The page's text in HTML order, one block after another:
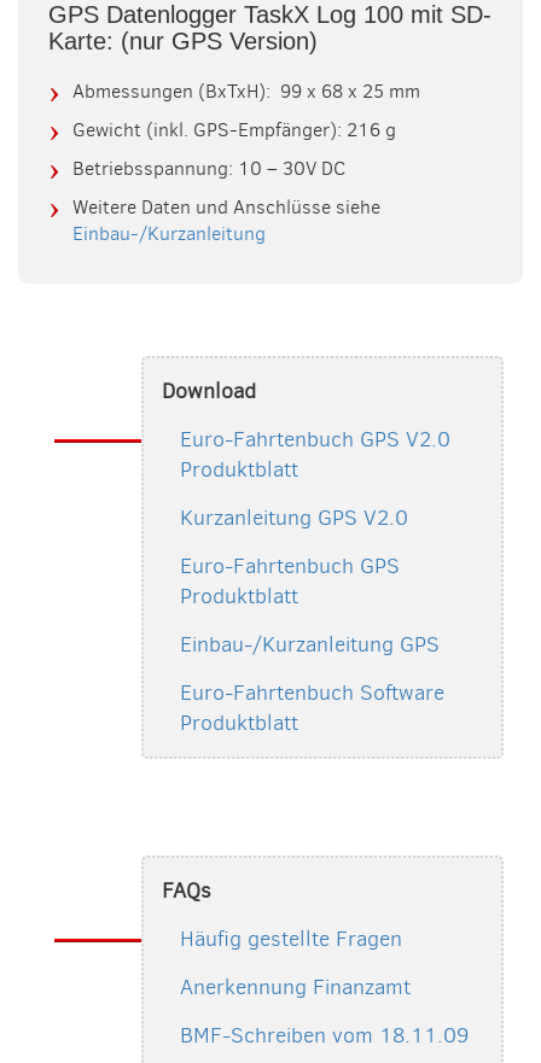
GPS Datenlogger TaskX Log 100 mit SD-
Karte: (nur GPS Version)
Abmessungen (BxTxH): 99 x 68 x 25 mm
Gewicht (inkl. GPS-Empfänger): 216 g
Betriebsspannung: 10 – 30V DC
Weitere Daten und Anschlüsse siehe
Einbau-/Kurzanleitung
Download
Euro-Fahrtenbuch GPS V2.0
Produktblatt
Kurzanleitung GPS V2.0
Euro-Fahrtenbuch GPS
Produktblatt
Einbau-/Kurzanleitung GPS
Euro-Fahrtenbuch Software
Produktblatt
FAQs
Häufig gestellte Fragen
Anerkennung Finanzamt
BMF-Schreiben vom 18.11.09